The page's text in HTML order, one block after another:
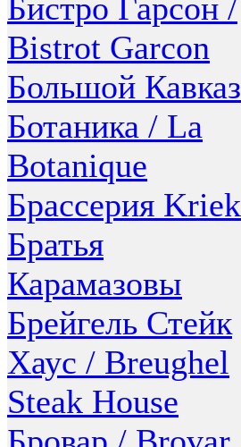
Бистро Гарсон /
Bistrot Garcon
Большой Кавказ
Ботаника / La
Botanique
Брассерия Kriek
Братья
Карамазовы
Брейгель Стейк
Хаус / Breughel
Steak House